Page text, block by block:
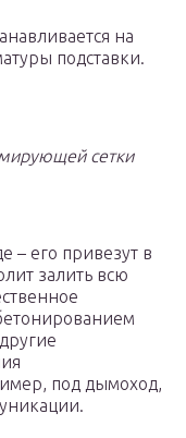
на
подставки.
сетки
– его привезут в
залить всю
под дымоход,